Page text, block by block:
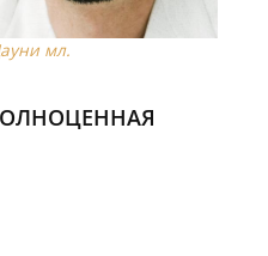
мл.